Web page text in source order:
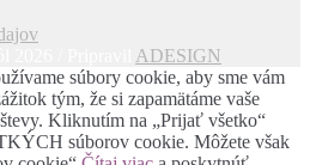
ADESIGN
súbory cookie, aby sme vám
tým, že si zapamätáme vaše
Kliknutím na „Prijať všetko“
súborov cookie. Môžete však